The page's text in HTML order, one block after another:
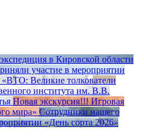
в Кировской области
участие в мероприятии
Великие толкователи
института им. В.В.
Новая экскурсия!!! Игровая
мира» Сотрудники нашего
«День сорта 2026»